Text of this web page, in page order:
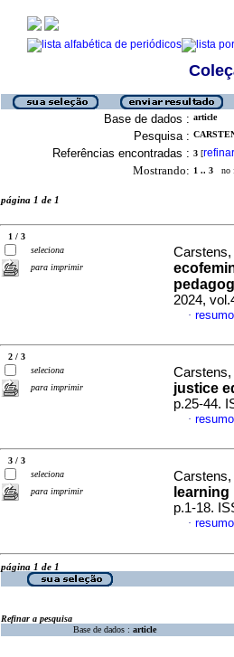
Base de dados : article
Pesquisa :
Referências encontradas : 3 [refinar
Mostrando: 1 .. 3 no
página 1 de 1
1 / 3
seleciona
para imprimir
2024,
·
2 / 3
seleciona
para imprimir
justice
p.25-44.
·
3 / 3
seleciona
para imprimir
p.1-18.
·
página 1 de 1
Refinar a pesquisa
Base de dados : article